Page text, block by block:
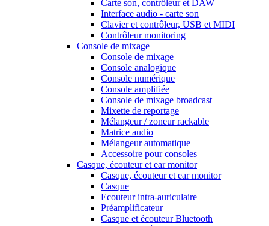
Carte son, contrôleur et DAW
Interface audio - carte son
Clavier et contrôleur, USB et MIDI
Contrôleur monitoring
Console de mixage
Console de mixage
Console analogique
Console numérique
Console amplifiée
Console de mixage broadcast
Mixette de reportage
Mélangeur / zoneur rackable
Matrice audio
Mélangeur automatique
Accessoire pour consoles
Casque, écouteur et ear monitor
Casque, écouteur et ear monitor
Casque
Ecouteur intra-auriculaire
Préamplificateur
Casque et écouteur Bluetooth